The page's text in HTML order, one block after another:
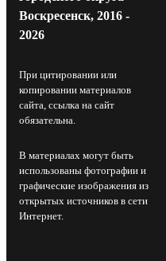
Воскресенск, 2016 -
2026
При цитировании или
копировании материалов
сайта, ссылка на сайт
обязательна.
В материалах могут быть
использованы фотографии и
графические изображения из
открытых источников в сети
Интернет.